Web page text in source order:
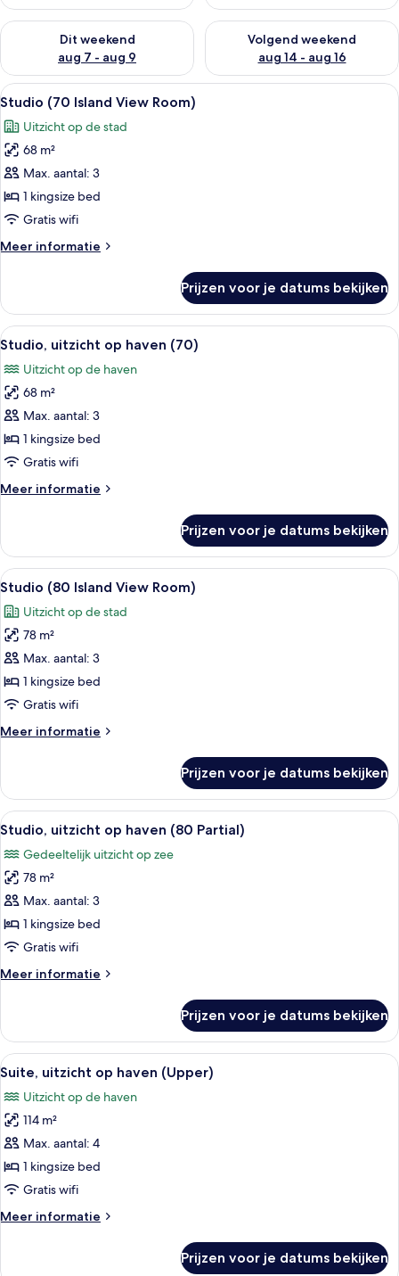
Dit weekend
aug 7 - aug 9
De beschikbaarheid controleren voor dit weekend aug 7 -
Volgend weekend
aug 14 - aug 16
De beschikbaarheid
Alle
foto's
voor
Studio
(70
Island
View
laden
Een moderne hotelkamer met een
8
Studio (70 Island View Room)
Uitzicht op de stad
68 m²
Max. aantal: 3
1 kingsize bed
Gratis wifi
Meer informatie
Meer
(70
Island
View
Prijzen voor je datums bekijken
Alle
foto's
voor
Studio,
uitzicht
op
haven
laden
Een moderne hotelkamer met een
7
Studio, uitzicht op haven (70)
Uitzicht op de haven
68 m²
Max. aantal: 3
1 kingsize bed
Gratis wifi
Meer informatie
Meer
uitzicht
op
haven
Prijzen voor je datums bekijken
Alle
foto's
voor
Studio
(80
Island
View
laden
Een moderne hotelkamer met een
8
Studio (80 Island View Room)
Uitzicht op de stad
78 m²
Max. aantal: 3
1 kingsize bed
Gratis wifi
Meer informatie
Meer
(80
Island
View
Prijzen voor je datums bekijken
Alle
foto's
voor
Studio,
uitzicht
op
haven
Partial)
Een moderne hotelkamer met een
4
Studio, uitzicht op haven (80 Partial)
Gedeeltelijk uitzicht op zee
78 m²
Max. aantal: 3
1 kingsize bed
Gratis wifi
Meer informatie
Meer
uitzicht
op
haven
Partial)
Prijzen voor je datums bekijken
Alle
foto's
voor
Suite,
uitzicht
op
haven
laden
Een moderne hotelkamer met een
8
Suite, uitzicht op haven (Upper)
Uitzicht op de haven
114 m²
Max. aantal: 4
1 kingsize bed
Gratis wifi
Meer informatie
Meer
Prijzen voor je datums bekijken